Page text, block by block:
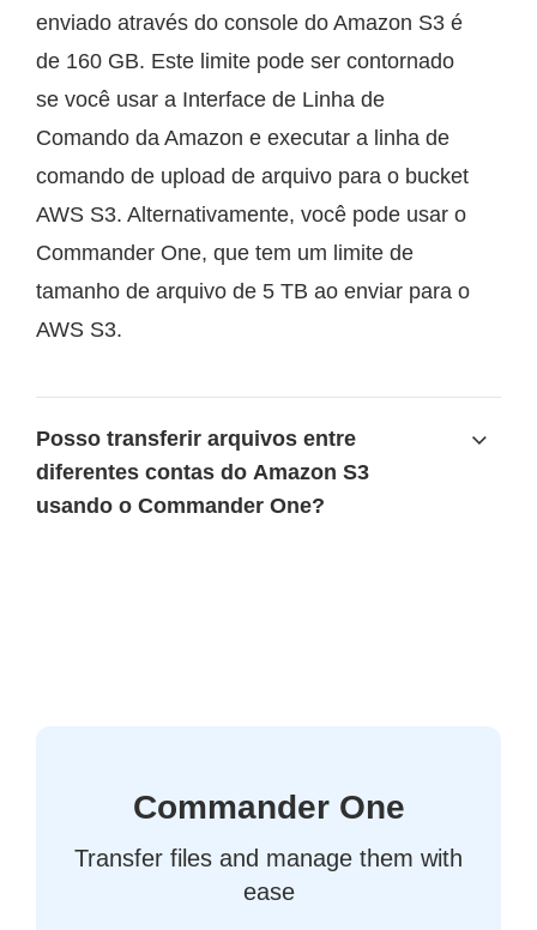
enviado através do console do Amazon S3 é
de 160 GB. Este limite pode ser contornado
se você usar a Interface de Linha de
Comando da Amazon e executar a linha de
comando de upload de arquivo para o bucket
AWS S3. Alternativamente, você pode usar o
Commander One, que tem um limite de
tamanho de arquivo de 5 TB ao enviar para o
AWS S3.
Posso transferir arquivos entre
diferentes contas do Amazon S3
usando o Commander One?
Commander One
Transfer files and manage them with
ease